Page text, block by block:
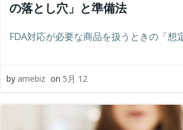
の落とし穴」と準備法
FDA対応が必要な商品を扱うときの「想
by amebiz on 5月 12